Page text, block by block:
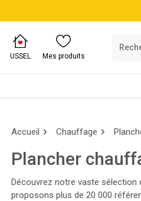
USSEL Mes produits
Accueil Chauffage
Plancher
Découvrez notre vaste sélection
proposons plus de 20 000